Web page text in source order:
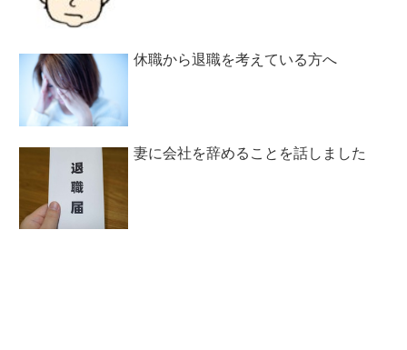
休職から退職を考えている方へ
妻に会社を辞めることを話しました